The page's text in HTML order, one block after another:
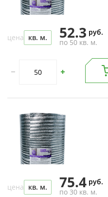
цена кв. м. 52.3 руб.
по 50 кв. м.
цена кв. м. 75.4 руб.
по 30 кв. м.